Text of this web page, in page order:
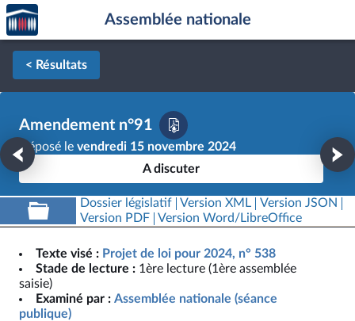
Aller au contenu
Aller en bas de la page
Accèder
à la
page
d'accueil
Assemblée nationale
< Résultats
Amendement n°91
Déposé le vendredi 15 novembre 2024
A discuter
Dossier législatif Version XML
Version JSON
Version PDF
Version Word/LibreOffice
Texte visé : Projet de loi pour 2024, n° 538
Stade de lecture : 1ère lecture (1ère assemblée
saisie)
Examiné par : Assemblée nationale (séance
publique)